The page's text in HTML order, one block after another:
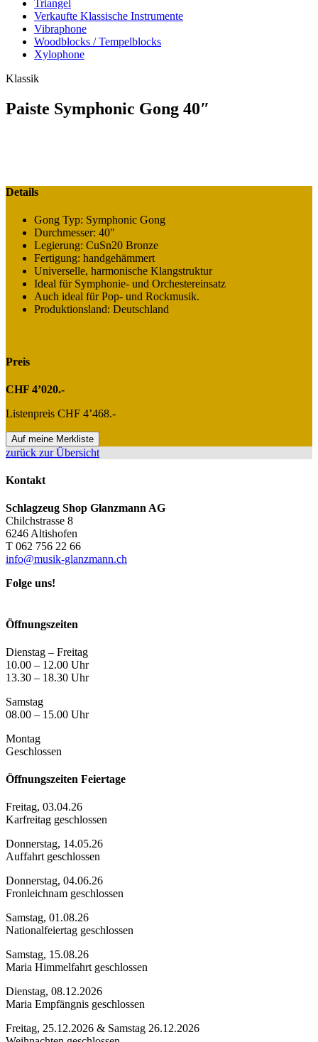
Triangel
Verkaufte Klassische Instrumente
Vibraphone
Woodblocks / Tempelblocks
Xylophone
Klassik
Paiste Symphonic Gong 40″
Details
Gong Typ: Symphonic Gong
Durchmesser: 40″
Legierung: CuSn20 Bronze
Fertigung: handgehämmert
Universelle, harmonische Klangstruktur
Ideal für Symphonie- und Orchestereinsatz
Auch ideal für Pop- und Rockmusik.
Produktionsland: Deutschland
Preis
CHF 4’020.-
Listenpreis CHF 4’468.-
Auf meine Merkliste
zurück zur Übersicht
Kontakt
Schlagzeug Shop Glanzmann AG
Chilchstrasse 8
6246 Altishofen
T 062 756 22 66
info@musik-glanzmann.ch
Folge uns!
Öffnungszeiten
Dienstag – Freitag
10.00 – 12.00 Uhr
13.30 – 18.30 Uhr
Samstag
08.00 – 15.00 Uhr
Montag
Geschlossen
Öffnungszeiten Feiertage
Freitag, 03.04.26
Karfreitag geschlossen
Donnerstag, 14.05.26
Auffahrt geschlossen
Donnerstag, 04.06.26
Fronleichnam geschlossen
Samstag, 01.08.26
Nationalfeiertag geschlossen
Samstag, 15.08.26
Maria Himmelfahrt geschlossen
Dienstag, 08.12.2026
Maria Empfängnis geschlossen
Freitag, 25.12.2026 & Samstag 26.12.2026